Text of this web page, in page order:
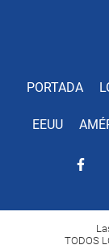
PORTADA
EEUU
TODOS